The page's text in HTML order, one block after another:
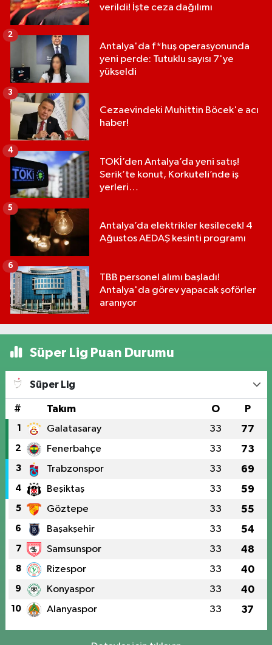
verildi! İşte ceza dağılımı
Antalya'da f*huş operasyonunda
yeni perde: Tutuklu sayısı 7'ye
yükseldi
2
Cezaevindeki Muhittin Böcek'e acı
haber!
3
TOKİ’den Antalya’da yeni satış!
Serik’te konut, Korkuteli’nde iş
yerleri…
4
Antalya’da elektrikler kesilecek! 4
Ağustos AEDAŞ kesinti programı
5
TBB personel alımı başladı!
Antalya'da görev yapacak şoförler
aranıyor
6
Süper Lig Puan Durumu
Süper Lig
# Takım O P
1 Galatasaray 33 77
2 Fenerbahçe 33 73
3 Trabzonspor 33 69
4 Beşiktaş 33 59
5 Göztepe 33 55
6 Başakşehir 33 54
7 Samsunspor 33 48
8 Rizespor 33 40
9 Konyaspor 33 40
10 Alanyaspor 33 37